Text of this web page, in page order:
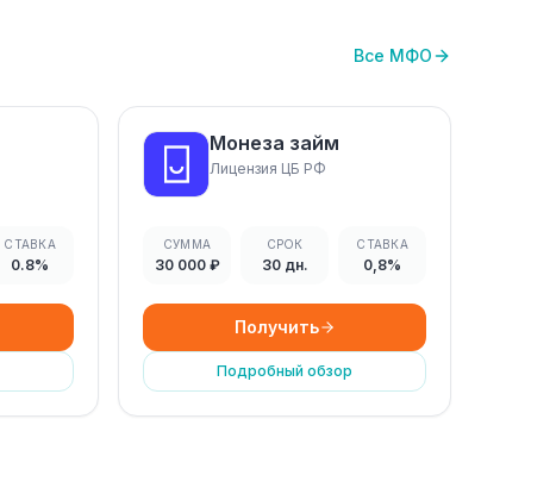
Все МФО
СТАВКА
0.8%
Монеза займ
Лицензия ЦБ РФ
СУММА
30 000 ₽
СРОК
30 дн.
СТАВКА
0,8%
Получить
Подробный обзор